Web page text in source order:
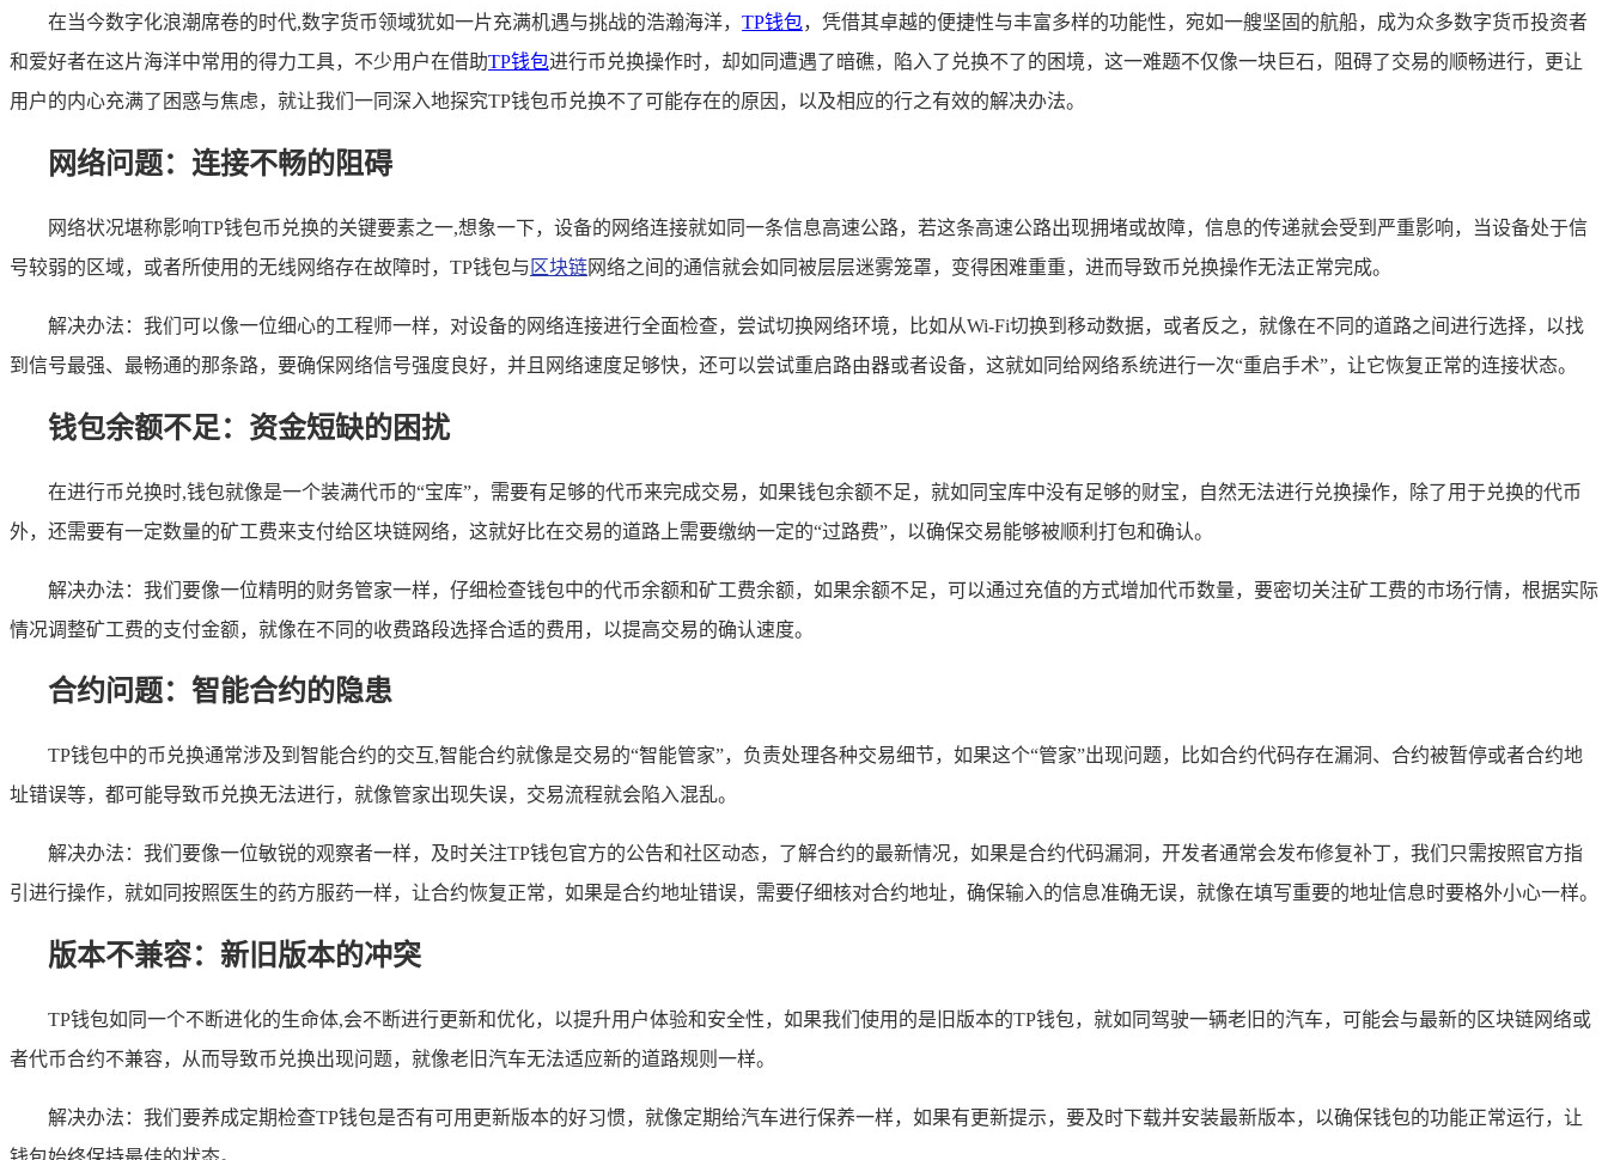
在当今数字化浪潮席卷的时代,数字货币领域犹如一片充满机遇与挑战的浩瀚海洋， TP钱包，凭借其卓越的便捷性与丰富多样的功能性，宛如一艘坚固的航船，成为众多数字货币投资者
和爱好者在这片海洋中常用的得力工具，不少用户在借助TP钱包进行币兑换操作时，却如同遭遇了暗礁，陷入了兑换不了的困境，这一难题不仅像一块巨石，阻碍了交易的顺畅进行，更让
用户的内心充满了困惑与焦虑，就让我们一同深入地探究TP钱包币兑换不了可能存在的原因，以及相应的行之有效的解决办法。
网络问题：连接不畅的阻碍
网络状况堪称影响TP钱包币兑换的关键要素之一,想象一下，设备的网络连接就如同一条信息高速公路，若这条高速公路出现拥堵或故障，信息的传递就会受到严重影响，当设备处于信
号较弱的区域，或者所使用的无线网络存在故障时，TP钱包与 区块链网络之间的通信就会如同被层层迷雾笼罩，变得困难重重，进而导致币兑换操作无法正常完成。
解决办法：我们可以像一位细心的工程师一样，对设备的网络连接进行全面检查，尝试切换网络环境，比如从Wi-Fi切换到移动数据，或者反之，就像在不同的道路之间进行选择，以找
到信号最强、最畅通的那条路，要确保网络信号强度良好，并且网络速度足够快，还可以尝试重启路由器或者设备，这就如同给网络系统进行一次“重启手术”，让它恢复正常的连接状态。
钱包余额不足：资金短缺的困扰
在进行币兑换时,钱包就像是一个装满代币的“宝库”，需要有足够的代币来完成交易，如果钱包余额不足，就如同宝库中没有足够的财宝，自然无法进行兑换操作，除了用于兑换的代币
外，还需要有一定数量的矿工费来支付给区块链网络，这就好比在交易的道路上需要缴纳一定的“过路费”，以确保交易能够被顺利打包和确认。
解决办法：我们要像一位精明的财务管家一样，仔细检查钱包中的代币余额和矿工费余额，如果余额不足，可以通过充值的方式增加代币数量，要密切关注矿工费的市场行情，根据实际
情况调整矿工费的支付金额，就像在不同的收费路段选择合适的费用，以提高交易的确认速度。
合约问题：智能合约的隐患
TP钱包中的币兑换通常涉及到智能合约的交互,智能合约就像是交易的“智能管家”，负责处理各种交易细节，如果这个“管家”出现问题，比如合约代码存在漏洞、合约被暂停或者合约地
址错误等，都可能导致币兑换无法进行，就像管家出现失误，交易流程就会陷入混乱。
解决办法：我们要像一位敏锐的观察者一样，及时关注TP钱包官方的公告和社区动态，了解合约的最新情况，如果是合约代码漏洞，开发者通常会发布修复补丁，我们只需按照官方指
引进行操作，就如同按照医生的药方服药一样，让合约恢复正常，如果是合约地址错误，需要仔细核对合约地址，确保输入的信息准确无误，就像在填写重要的地址信息时要格外小心一样。
版本不兼容：新旧版本的冲突
TP钱包如同一个不断进化的生命体,会不断进行更新和优化，以提升用户体验和安全性，如果我们使用的是旧版本的TP钱包，就如同驾驶一辆老旧的汽车，可能会与最新的区块链网络或
者代币合约不兼容，从而导致币兑换出现问题，就像老旧汽车无法适应新的道路规则一样。
解决办法：我们要养成定期检查TP钱包是否有可用更新版本的好习惯，就像定期给汽车进行保养一样，如果有更新提示，要及时下载并安装最新版本，以确保钱包的功能正常运行，让